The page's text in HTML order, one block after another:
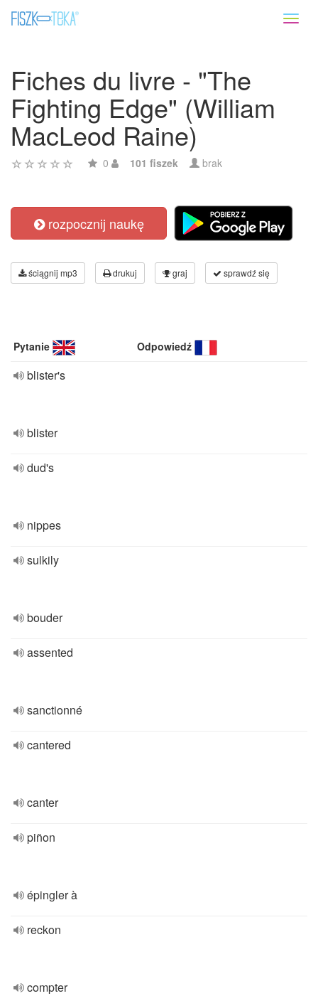
Fiches du livre - "The
Fighting Edge" (William
MacLeod Raine)
0 101 fiszek brak
rozpocznij naukę
ściągnij mp3 drukuj graj sprawdź się
Pytanie Odpowiedź
blister's
blister
dud's
nippes
sulkily
bouder
assented
sanctionné
cantered
canter
piñon
épingler à
reckon
compter